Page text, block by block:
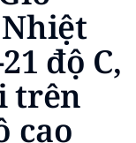
độ C,
trên
cao